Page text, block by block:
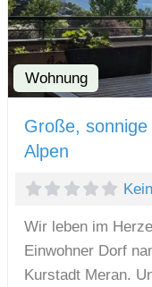
Wohnung
Große,
Alpen
Wir leben im
Einwohner Dorf
Kurstadt Meran.